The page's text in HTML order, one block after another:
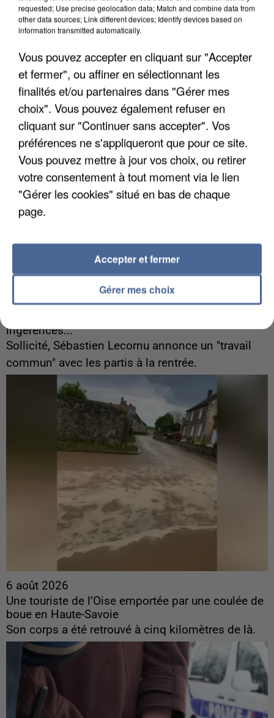
7 août 2026
Un second cadre de la DZ Mafia interpellé en
Un cofondateur du réseau avait été interpellé
quelques jours plus tôt.
6 août 2026
ingérences...
Sollicité, Sébastien Lecornu annonce un "travail
commun" avec les partis à la rentrée.
6 août 2026
Une touriste de l’Oise emportée par une coulée de
boue en Haute-Savoie
Son corps a été retrouvé à cinq kilomètres de là.
requested; Use precise geolocation data; Match and combine data from
other data sources; Link different devices; Identify devices based on
information transmitted automatically.
Vous pouvez accepter en cliquant sur "Accepter
et fermer", ou affiner en sélectionnant les
finalités et/ou partenaires dans "Gérer mes
choix". Vous pouvez également refuser en
cliquant sur "Continuer sans accepter". Vos
préférences ne s'appliqueront que pour ce site.
Vous pouvez mettre à jour vos choix, ou retirer
votre consentement à tout moment via le lien
"Gérer les cookies" situé en bas de chaque
page.
Gérer mes choix
Accepter et fermer